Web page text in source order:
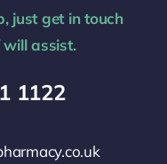
just get in touch
assist.
1122